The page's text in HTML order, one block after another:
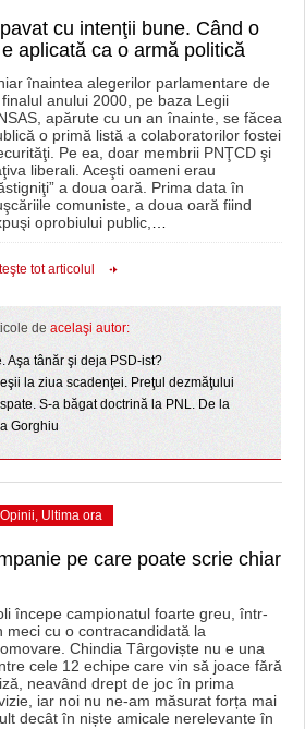
cu intenţii bune. Când o
aplicată ca o armă politică
înaintea alegerilor parlamentare de
finalul anului 2000, pe baza Legii
apărute cu un an înainte, se făcea
o primă listă a colaboratorilor fostei
Pe ea, doar membrii PNŢCD şi
liberali. Aceşti oameni erau
a doua oară. Prima data în
comuniste, a doua oară fiind
oprobiului public,
tot articolul
de acelaşi autor:
Aşa tânăr şi deja PSD-ist?
la ziua scadenţei. Preţul dezmăţului
S-a băgat doctrină la PNL. De la
Gorghiu
Opinii, Ultima ora
pe care poate scrie chiar
începe campionatul foarte greu, într-
meci cu o contracandidată la
Chindia Târgoviște nu e una
cele 12 echipe care vin să joace fără
neavând drept de joc în prima
iar noi nu ne-am măsurat forța mai
decât în niște amicale nerelevante în